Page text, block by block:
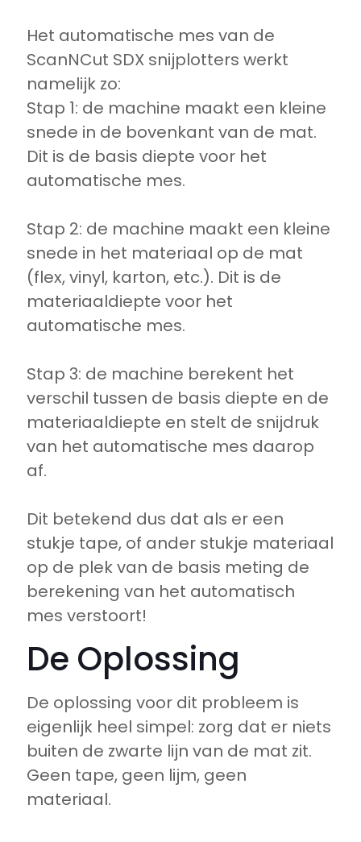
Het automatische mes van de
ScanNCut SDX snijplotters werkt
namelijk zo:
Stap 1: de machine maakt een kleine
snede in de bovenkant van de mat.
Dit is de basis diepte voor het
automatische mes.
Stap 2: de machine maakt een kleine
snede in het materiaal op de mat
(flex, vinyl, karton, etc.). Dit is de
materiaaldiepte voor het
automatische mes.
Stap 3: de machine berekent het
verschil tussen de basis diepte en de
materiaaldiepte en stelt de snijdruk
van het automatische mes daarop
af.
Dit betekend dus dat als er een
stukje tape, of ander stukje materiaal
op de plek van de basis meting de
berekening van het automatisch
mes verstoort!
De Oplossing
De oplossing voor dit probleem is
eigenlijk heel simpel: zorg dat er niets
buiten de zwarte lijn van de mat zit.
Geen tape, geen lijm, geen
materiaal.